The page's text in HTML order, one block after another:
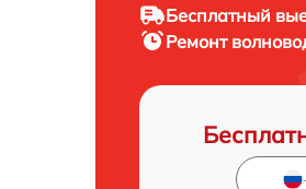
Бесплатный
Ремонт